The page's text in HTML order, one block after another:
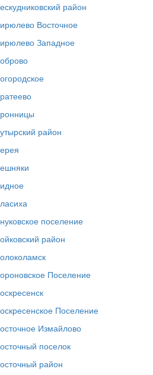
район
Восточное
Западное
район
поселение
район
Поселение
Поселение
Измайлово
поселок
район